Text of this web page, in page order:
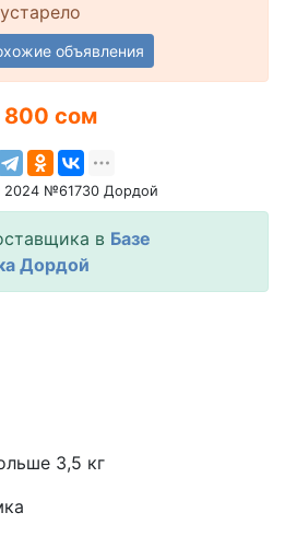
устарело
объявления
800 сом
2024 №61730 Дордой
в Базе
Дордой
3,5 кг